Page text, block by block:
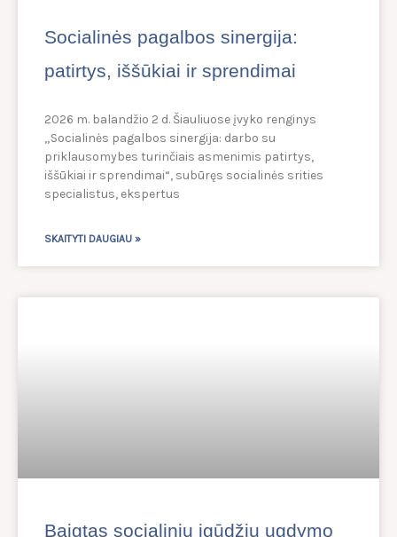
Socialinės pagalbos sinergija:
patirtys, iššūkiai ir sprendimai
2026 m. balandžio 2 d. Šiauliuose įvyko renginys
„Socialinės pagalbos sinergija: darbo su
priklausomybes turinčiais asmenimis patirtys,
iššūkiai ir sprendimai“, subūręs socialinės srities
specialistus, ekspertus
SKAITYTI DAUGIAU »
Baigtas socialinių įgūdžių ugdymo